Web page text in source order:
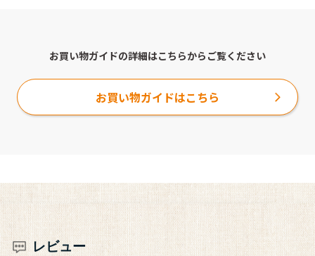
お買い物ガイドの詳細はこちらからご覧ください
お買い物ガイドはこちら
レビュー